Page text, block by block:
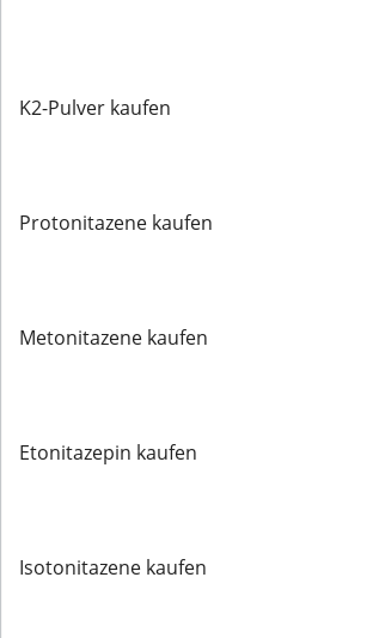
K2-Pulver kaufen
Protonitazene kaufen
Metonitazene kaufen
Etonitazepin kaufen
Isotonitazene kaufen